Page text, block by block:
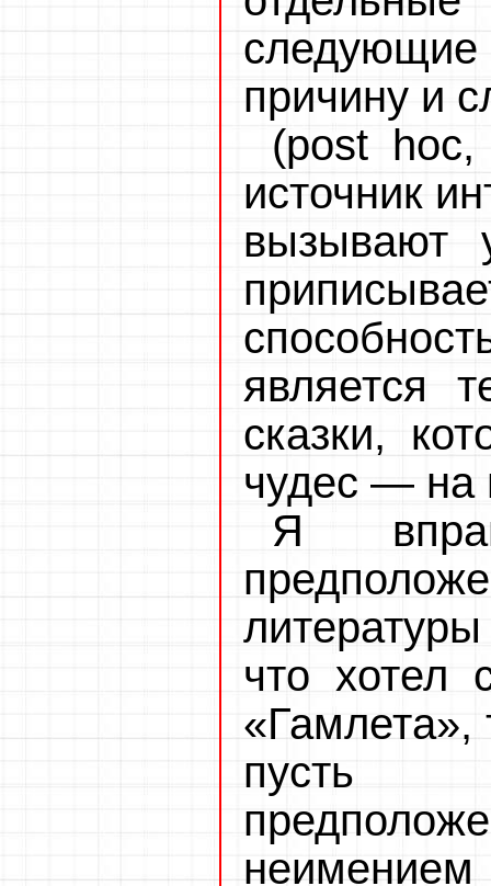
следующие
причину и
(post
источник
вызывают
является
сказки,
чудес — на
Я
что хотел
«Гамлета»,
пусть